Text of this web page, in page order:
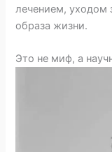
лечением, уходом
образа жизни.
Это не миф, а